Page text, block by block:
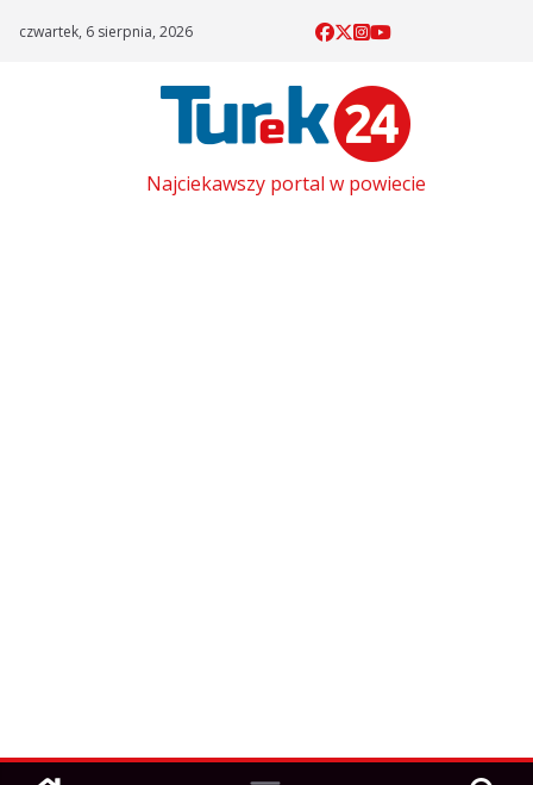
czwartek, 6 sierpnia, 2026
Najciekawszy portal w powiecie